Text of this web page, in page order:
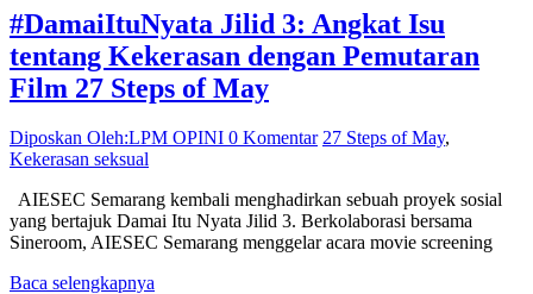
#DamaiItuNyata Jilid 3: Angkat Isu
tentang Kekerasan dengan Pemutaran
Film 27 Steps of May
Diposkan Oleh:LPM OPINI 0 Komentar 27 Steps of May,
Kekerasan seksual
AIESEC Semarang kembali menghadirkan sebuah proyek sosial
yang bertajuk Damai Itu Nyata Jilid 3. Berkolaborasi bersama
Sineroom, AIESEC Semarang menggelar acara movie screening
Baca selengkapnya